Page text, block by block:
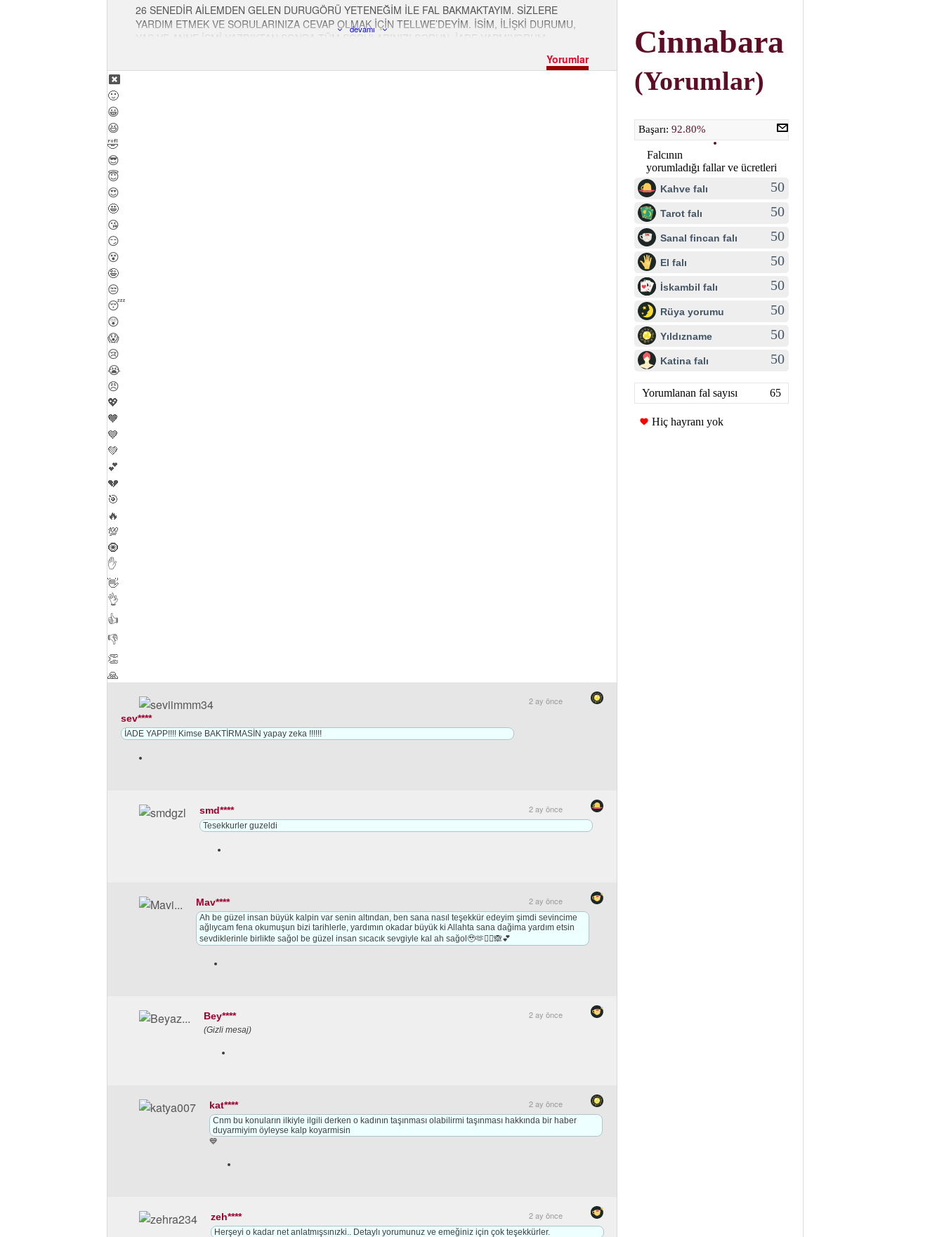
Cinnabara
(Yorumlar)
Başarı: 92.80%
Falcının
yorumladığı fallar ve ücretleri
Kahve falı 50
Tarot falı 50
Sanal fincan falı 50
El falı 50
İskambil falı 50
Rüya yorumu 50
Yıldızname 50
Katina falı 50
Yorumlanan fal sayısı 65
Hiç hayranı yok
26 SENEDİR AİLEMDEN GELEN DURUGÖRÜ YETENEĞİM İLE FAL BAKMAKTAYIM. SİZLERE
YARDIM ETMEK VE SORULARINIZA CEVAP OLMAK İÇİN TELLWE’DEYİM. İSİM, İLİŞKİ DURUMU,
YAŞ VE ANNE İSMİ YAZDIKTAN SONRA TÜM SORULARINIZI SORUN. İADE YAPMIYORUM.
DETAYLI, UZUN VE GERÇEK CEVAPLAR… BİR ÖNCEKİ HESABIMA ULAŞAMADIĞIM İÇİN ARTIK
devamı
Yorumlar
🙂
😀
😆
🤣
😎
😇
😍
🤩
😘
😏
😵
🤪
😒
😴
😲
😱
😢
😭
😠
💖
🧡
💙
💚
💕
💔
🎯
🔥
💯
🧿
✋
👋
👌
👍
👎
👏
🙏
2 ay önce
sev****
İADE YAPP!!!! Kimse BAKTİRMASİN yapay zeka !!!!!!
2 ay önce
smd****
Tesekkurler guzeldi
2 ay önce
Mav****
Ah be güzel insan büyük kalpin var senin altından, ben sana nasıl teşekkür edeyim şimdi sevincime
ağlıycam fena okumuşun bizi tarihlerle, yardımın okadar büyük ki Allahta sana dağima yardım etsin
sevdiklerinle birlikte sağol be güzel insan sıcacık sevgiyle kal ah sağol🥹🫶🙂‍↔️🙈💕
2 ay önce
Bey****
(Gizli mesaj)
2 ay önce
kat****
Cnm bu konuların ilkiyle ilgili derken o kadının taşınması olabilirmi taşınması hakkında bir haber
duyarmiyim öyleyse kalp koyarmisin
💙
2 ay önce
zeh****
Herşeyi o kadar net anlatmışsınızki.. Detaylı yorumunuz ve emeğiniz için çok teşekkürler.